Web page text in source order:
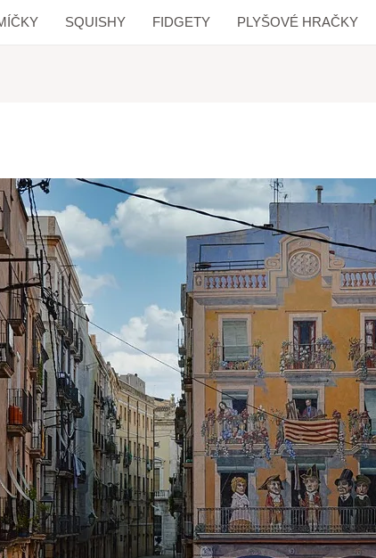
SQUISHY FIDGETY PLYŠOVÉ HRAČKY